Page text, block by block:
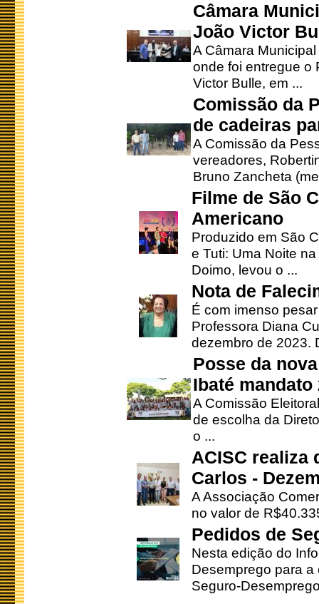
Câmara
João Victor
A Câmara
onde foi entregue o
Victor Bulle, em ...
Comissão da
de cadeiras
A Comissão da
vereadores,
Bruno Zancheta
Filme de São
Americano
Produzido em São
e Tuti: Uma Noite
Doimo, levou o ...
Nota de
É com imenso
Professora Diana
dezembro de 2023.
Posse da
Ibaté mandato
A Comissão
de escolha da
o ...
ACISC realiza
Carlos -
A Associação
no valor de
Pedidos de
Nesta edição do
Desemprego para
Seguro-